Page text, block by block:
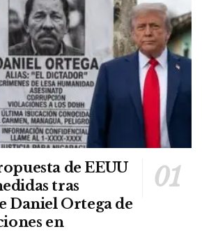
de EEUU
tras
Daniel Ortega de
en